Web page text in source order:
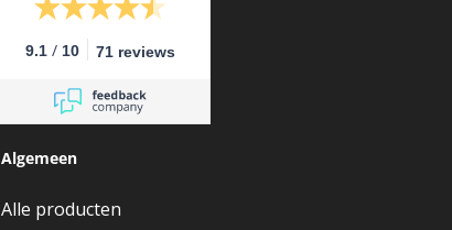
9.1 / 10 71 reviews
Algemeen
Alle producten